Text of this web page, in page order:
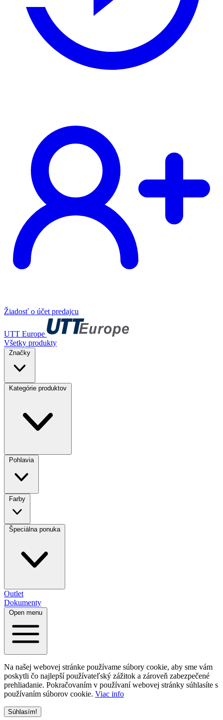
Žiadosť o účet predajcu
UTT Europe
Všetky produkty
Značky
Kategórie produktov
Pohlavia
Farby
Špeciálna ponuka
Outlet
Dokumenty
Open menu
Na našej webovej stránke používame súbory cookie, aby sme vám
poskytli čo najlepší používateľský zážitok a zároveň zabezpečené
prehliadanie. Pokračovaním v používaní webovej stránky súhlasíte s
používaním súborov cookie. Viac info
Súhlasím!